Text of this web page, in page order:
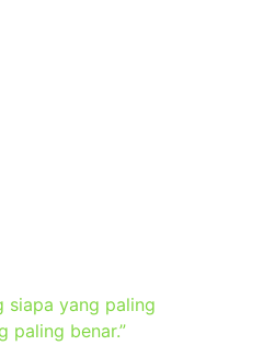
siapa yang paling
paling benar.”